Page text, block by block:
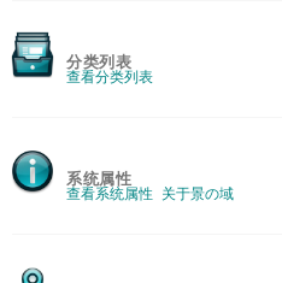
分类列表
查看分类列表
系统属性
查看系统属性 关于景の域